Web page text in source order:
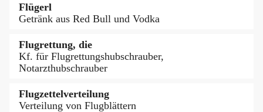
Flügerl
Getränk aus Red Bull und Vodka
Flugrettung, die
Kf. für Flugrettungshubschrauber,
Notarzthubschrauber
Flugzettelverteilung
Verteilung von Flugblättern